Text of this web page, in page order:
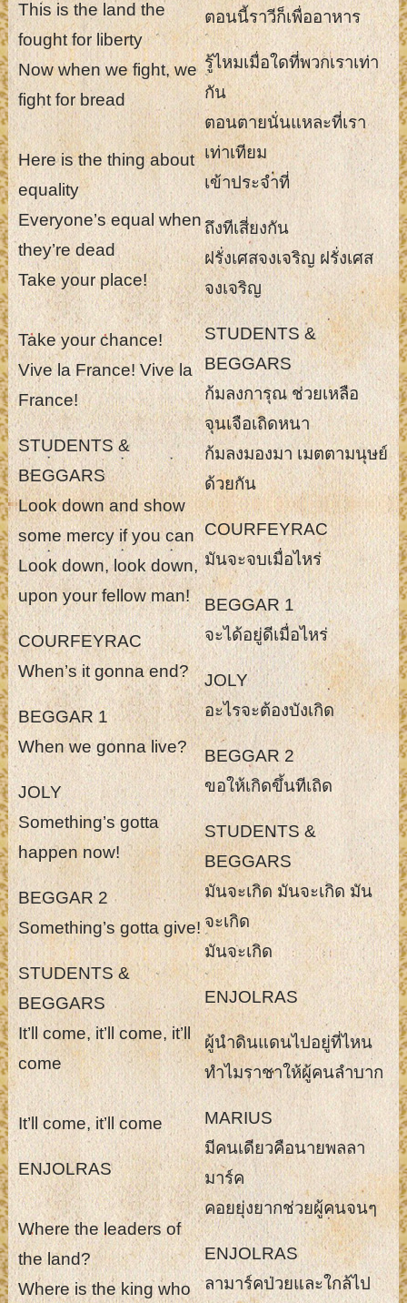
This is the land the
fought for liberty
Now when we fight, we
fight for bread
Here is the thing about
equality
Everyone’s equal when
they’re dead
Take your place!
Take your chance!
Vive la France! Vive la
France!
STUDENTS &
BEGGARS
Look down and show
some mercy if you can
Look down, look down,
upon your fellow man!
COURFEYRAC
When’s it gonna end?
BEGGAR 1
When we gonna live?
JOLY
Something’s gotta
happen now!
BEGGAR 2
Something’s gotta give!
STUDENTS &
BEGGARS
It’ll come, it’ll come, it’ll
come
It’ll come, it’ll come
ENJOLRAS
Where the leaders of
the land?
Where is the king who
ตอนนี้ราวีก็เพื่ออาหาร
รู้ไหมเมื่อใดที่พวกเราเท่า
กัน
ตอนตายนั่นแหละที่เรา
เท่าเทียม
เข้าประจำที่
ถึงทีเสี่ยงกัน
ฝรั่งเศสจงเจริญ ฝรั่งเศส
จงเจริญ
STUDENTS &
BEGGARS
ก้มลงการุณ ช่วยเหลือ
จุนเจือเถิดหนา
ก้มลงมองมา เมตตามนุษย์
ด้วยกัน
COURFEYRAC
มันจะจบเมื่อไหร่
BEGGAR 1
จะได้อยู่ดีเมื่อไหร่
JOLY
อะไรจะต้องบังเกิด
BEGGAR 2
ขอให้เกิดขึ้นทีเถิด
STUDENTS &
BEGGARS
มันจะเกิด มันจะเกิด มัน
จะเกิด
มันจะเกิด
ENJOLRAS
ผู้นำดินแดนไปอยู่ที่ไหน
ทำไมราชาให้ผู้คนลำบาก
MARIUS
มีคนเดียวคือนายพลลา
มาร์ค
คอยยุ่งยากช่วยผู้คนจนๆ
ENJOLRAS
ลามาร์คป่วยและใกล้ไป